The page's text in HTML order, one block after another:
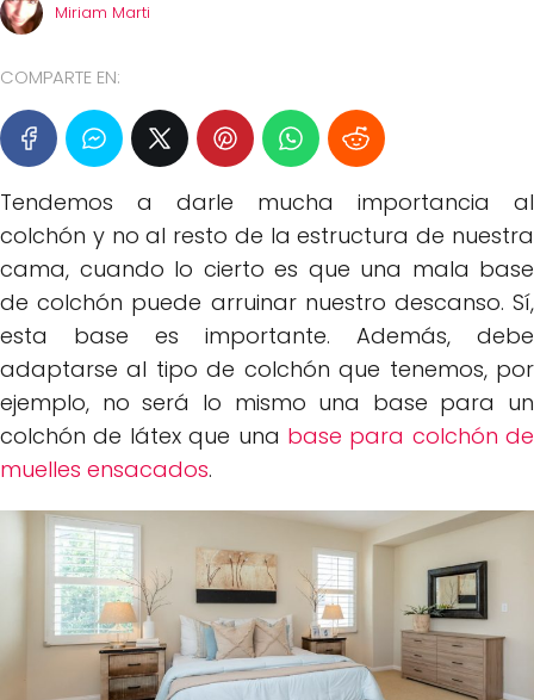
Miriam Marti
COMPARTE EN:
Tendemos a darle mucha importancia al
colchón y no al resto de la estructura de nuestra
cama, cuando lo cierto es que una mala base
de colchón puede arruinar nuestro descanso. Sí,
esta base es importante. Además, debe
adaptarse al tipo de colchón que tenemos, por
ejemplo, no será lo mismo una base para un
colchón de látex que una base para colchón de
muelles ensacados.